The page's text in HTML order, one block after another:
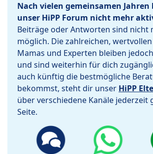
Nach vielen gemeinsamen
unser HiPP Forum nicht mehr
Beiträge oder Antworten sind nicht
möglich. Die zahlreichen,
Mamas und Experten bleiben
und sind weiterhin für dich
auch künftig die bestmögliche
bekommst, steht dir unser HiPP
über verschiedene Kanäle jederzeit
Seite.